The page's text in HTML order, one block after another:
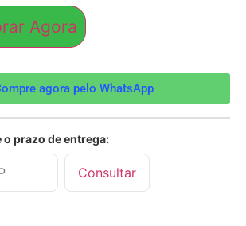
Agora
agora pelo WhatsApp
prazo de entrega:
Consultar